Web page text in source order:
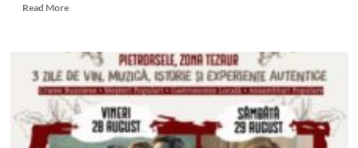
Read MoreRead
Escapadă
nocturnă
terminată
în
arest.
Doi
minori